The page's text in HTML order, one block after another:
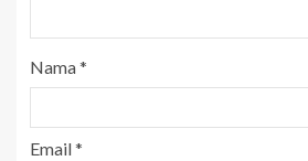
Nama*
Email*